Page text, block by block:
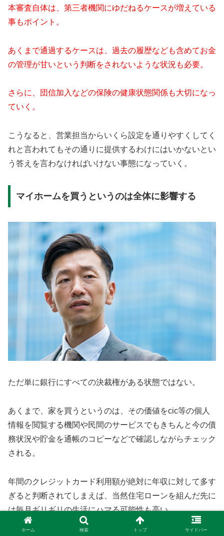
本審査自体は、第三者機関にゆだねるケースが増えている
事もポイント。
あくまで通過するケースは、過去の履歴なども含めてお金
の管理が甘いという判断をされないような状況も必要。
さらに、団信加入などの保険の健康状態関係も大切になっ
ていく。
こうなると、営業担当からいくら設定を通りやすくしてく
れと言われてもその通りに提供するわけにはいかないとい
う答えを言わなければいけない事態になっていく。
マイホームを買うというのは全体に影響する
ただ単に銀行にすべての決裁権がある状態ではない。
あくまで、家を買うというのは、その価値をcic等の個人
情報を閲覧する機関や民間のサービスでもきちんと今の債
務状況や貯金を通帳のコピーなどで確認しながらチェック
される。
年間のクレジットカード利用額が絶対に年収に対して多す
ぎると判断されてしまえば、当然住宅ローンを組んだ先に
は毎月ギリギリの生活にハマる可能性も高い。
ホーム 検索 トップ サイドバー